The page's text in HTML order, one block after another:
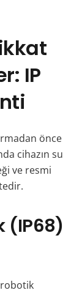
IP
önce
cihazın su
ve resmi
(IP68)
robotik